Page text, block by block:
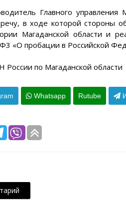
Главного
в ходе которой стороны
Магаданской области и
«О пробации в Российской
по Магаданской области
Whatsapp Rutube